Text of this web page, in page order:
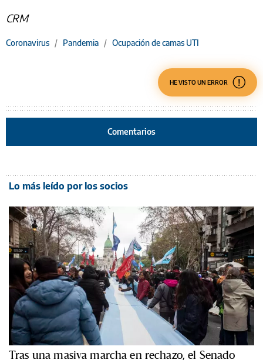
CRM
Coronavirus / Pandemia / Ocupación de camas UTI
HE VISTO UN ERROR
Comentarios
Lo más leído por los socios
Tras una masiva marcha en rechazo, el Senado